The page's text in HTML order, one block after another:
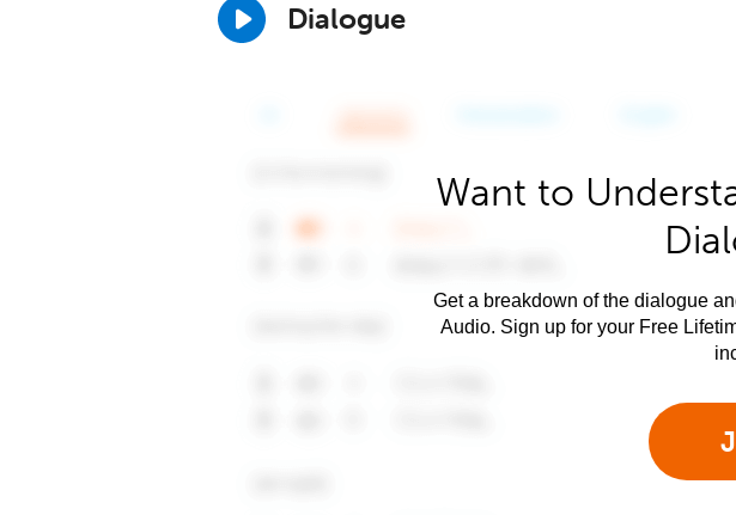
Dialogue
Want to
Get a breakdown of the dialogue
Audio. Sign up for your Free